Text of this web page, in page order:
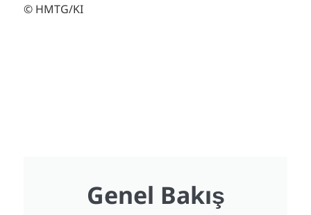
© HMTG/KI
Genel Bakış